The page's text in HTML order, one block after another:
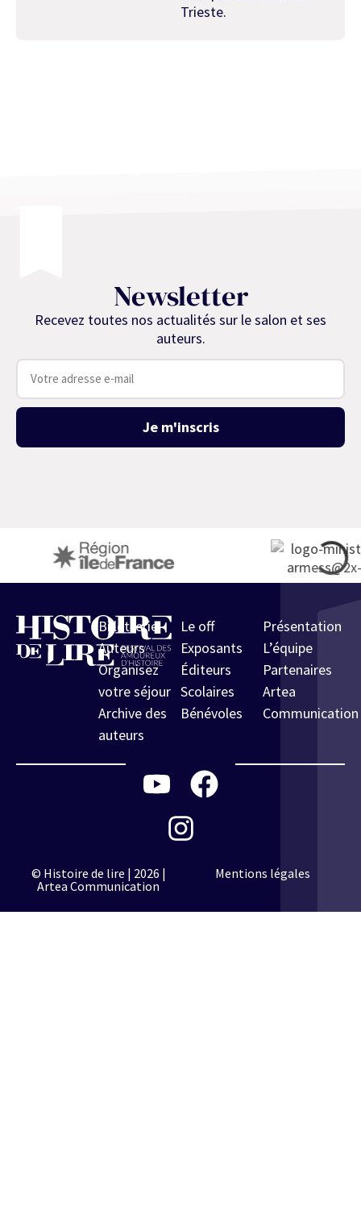
Trieste.
Newsletter
Recevez toutes nos actualités sur le salon et ses
auteurs.
Je m'inscris
Billetterie
Auteurs
Organisez
votre séjour
Archive des
auteurs
Le off
Exposants
Éditeurs
Scolaires
Bénévoles
Présentation
L’équipe
Partenaires
Artea
Communication
© Histoire de lire | 2026 |
Artea Communication
Mentions légales